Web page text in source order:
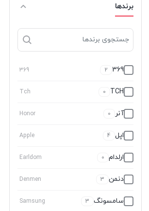
برندها
369
2
369
TCH
0
Tch
آنر 0
Honor
اپل 4
Apple
ارلدام 0
Earldom
دنمن 3
Denmen
سامسونگ 3
Samsung